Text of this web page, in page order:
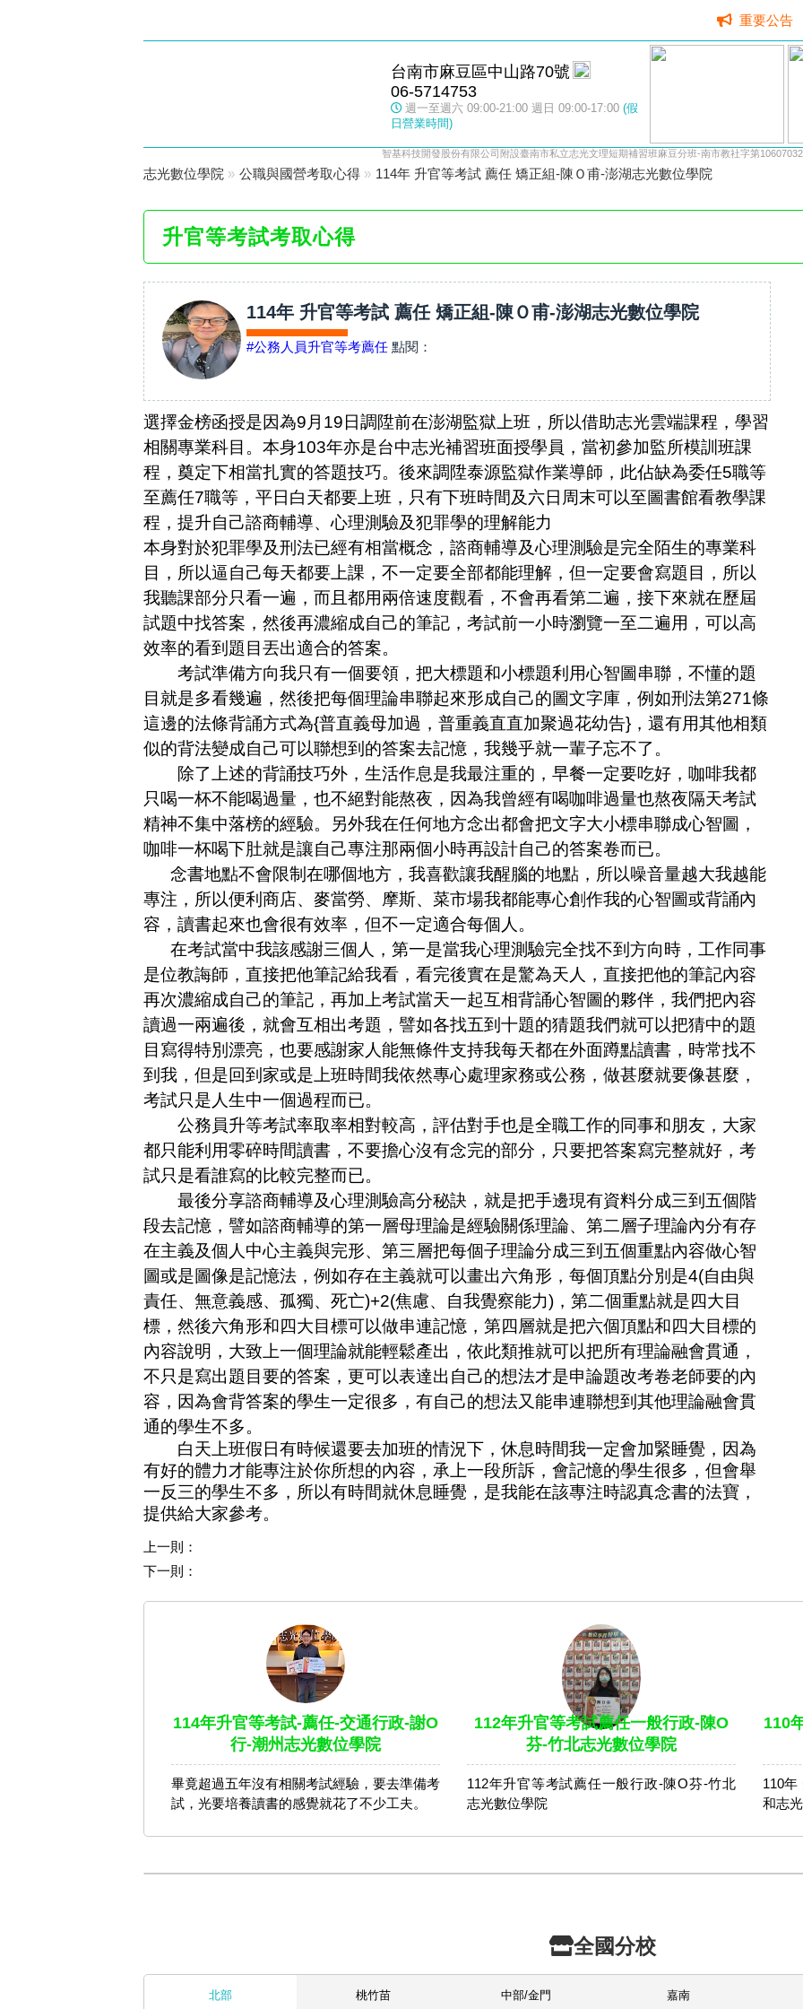
重要公告
台南市麻豆區中山路70號
06-5714753
週一至週六 09:00-21:00 週日 09:00-17:00 (假
日營業時間)
智基科技開發股份有限公司附設臺南市私立志光文理短期補習班麻豆分班-南市教社字第
志光數位學院 » 公職與國營考取心得 » 114年 升官等考試 薦任 矯正組-陳Ｏ甫-澎湖志光數位學院
升官等考試考取心得
114年 升官等考試 薦任 矯正組-陳Ｏ甫-澎湖志光數位學院
#公務人員升官等考薦任 點閱：
選擇金榜函授是因為9 月 19 日調陞前在澎湖監獄上班，所以借助志光雲端課程，學習
相關專業科目。本身103年亦是台中志光補習班面授學員，當初參加監所模訓班課
程，奠定下相當扎實的答題技巧。後來調陞泰源監獄作業導師，此佔缺為委任5職等
至薦任7職等，平日白天都要上班，只有下班時間及六日周末可以至圖書館看教學課
程，提升自己諮商輔導、心理測驗及犯罪學的理解能力
本身對於犯罪學及刑法已經有相當概念，諮商輔導及心理測驗是完全陌生的專業科
目，所以逼自己每天都要上課，不一定要全部都能理解，但一定要會寫題目，所以
我聽課部分只看一遍，而且都用兩倍速度觀看，不會再看第二遍，接下來就在歷屆
試題中找答案，然後再濃縮成自己的筆記，考試前一小時瀏覽一至二遍用，可以高
效率的看到題目丟出適合的答案。
考試準備方向我只有一個要領，把大標題和小標題利用心智圖串聯，不懂的題
目就是多看幾遍，然後把每個理論串聯起來形成自己的圖文字庫，例如刑法第271條
這邊的法條背誦方式為{普直義母加過，普重義直直加聚過花幼告} ，還有用其他相類
似的背法變成自己可以聯想到的答案去記憶，我幾乎就一輩子忘不了。
除了上述的背誦技巧外，生活作息是我最注重的，早餐一定要吃好，咖啡我都
只喝一杯不能喝過量，也不絕對能熬夜，因為我曾經有喝咖啡過量也熬夜隔天考試
精神不集中落榜的經驗。另外我在任何地方念出都會把文字大小標串聯成心智圖，
咖啡一杯喝下肚就是讓自己專注那兩個小時再設計自己的答案卷而已。
念書地點不會限制在哪個地方，我喜歡讓我醒腦的地點，所以噪音量越大我越能
專注，所以便利商店、麥當勞、摩斯、菜市場我都能專心創作我的心智圖或背誦內
容，讀書起來也會很有效率，但不一定適合每個人。
在考試當中我該感謝三個人，第一是當我心理測驗完全找不到方向時，工作同事
是位教誨師，直接把他筆記給我看，看完後實在是驚為天人，直接把他的筆記內容
再次濃縮成自己的筆記，再加上考試當天一起互相背誦心智圖的夥伴，我們把內容
讀過一兩遍後，就會互相出考題，譬如各找五到十題的猜題我們就可以把猜中的題
目寫得特別漂亮，也要感謝家人能無條件支持我每天都在外面蹲點讀書，時常找不
到我，但是回到家或是上班時間我依然專心處理家務或公務，做甚麼就要像甚麼，
考試只是人生中一個過程而已。
公務員升等考試率取率相對較高，評估對手也是全職工作的同事和朋友，大家
都只能利用零碎時間讀書，不要擔心沒有念完的部分，只要把答案寫完整就好，考
試只是看誰寫的比較完整而已。
最後分享諮商輔導及心理測驗高分秘訣，就是把手邊現有資料分成三到五個階
段去記憶，譬如諮商輔導的第一層母理論是經驗關係理論、第二層子理論內分有存
在主義及個人中心主義與完形、第三層把每個子理論分成三到五個重點內容做心智
圖或是圖像是記憶法，例如存在主義就可以畫出六角形，每個頂點分別是4(自由與
責任、無意義感、孤獨、死亡)+2(焦慮、自我覺察能力) ，第二個重點就是四大目
標，然後六角形和四大目標可以做串連記憶，第四層就是把六個頂點和四大目標的
內容說明，大致上一個理論就能輕鬆產出，依此類推就可以把所有理論融會貫通，
不只是寫出題目要的答案，更可以表達出自己的想法才是申論題改考卷老師要的內
容，因為會背答案的學生一定很多，有自己的想法又能串連聯想到其他理論融會貫
通的學生不多。
白天上班假日有時候還要去加班的情況下，休息時間我一定會加緊睡覺，因為
有好的體力才能專注於你所想的內容，承上一段所訴，會記憶的學生很多，但會舉
一反三的學生不多，所以有時間就休息睡覺，是我能在該專注時認真念書的法寶，
提供給大家參考。
上一則：
下一則：
114年升官等考試-薦任-交通行政-謝O
行-潮州志光數位學院
畢竟超過五年沒有相關考試經驗，要去準備考
試，光要培養讀書的感覺就花了不少工夫。
112年升官等考試薦任一般行政-陳O
芬-竹北志光數位學院
112年升官等考試薦任一般行政-陳O芬-竹北
志光數位學院
110
110
和志
全國分校
北部 桃竹苗 中部/金門 嘉南